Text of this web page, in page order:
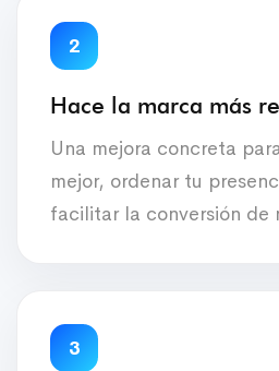
2
Hace la marca más
Una mejora concreta
mejor, ordenar tu
facilitar la conversión de
3